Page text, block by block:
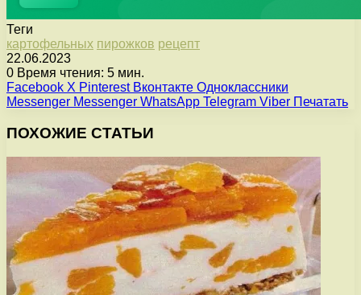
Теги
картофельных пирожков рецепт
22.06.2023
0 Время чтения: 5 мин.
Facebook X Pinterest Вконтакте Одноклассники
Messenger Messenger WhatsApp Telegram Viber Печатать
ПОХОЖИЕ СТАТЬИ